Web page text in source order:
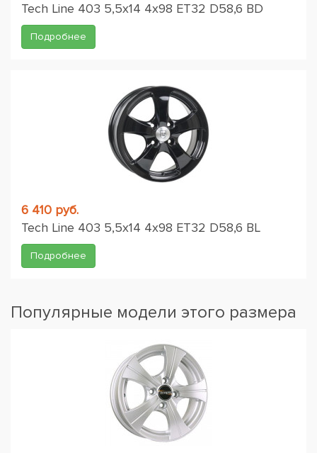
Tech Line 403 5,5x14 4x98 ET32 D58,6 BD
Подробнее
6 410 руб.
Tech Line 403 5,5x14 4x98 ET32 D58,6 BL
Подробнее
Популярные модели этого размера